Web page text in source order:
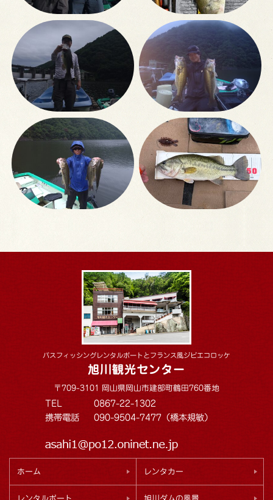
バスフィッシングレンタルボートとフランス風ジビエコロッケ
旭川観光センター
〒709-3101 岡山県岡山市建部町鶴田760番地
TEL
0867-22-1302
携帯電話
090-9504-7477（橋本規敏）
ホーム レンタカー
レンタルボート 旭川ダムの風景